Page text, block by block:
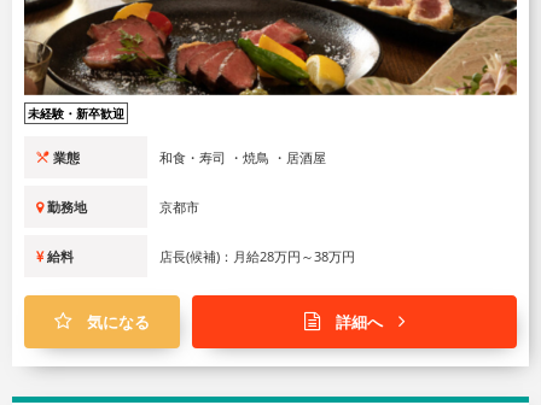
未経験・新卒歓迎
業態 和食・寿司 ・焼鳥 ・居酒屋
勤務地 京都市
給料 店長(候補)：月給28万円～38万円
気になる 詳細へ